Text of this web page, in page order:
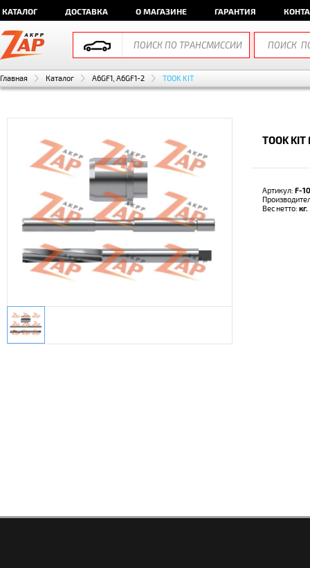
КАТАЛОГ ДОСТАВКА О МАГАЗИНЕ ГАРАНТИЯ
Главная Каталог A6GF1, A6GF1-2 TOOK KIT
TOOK KIT
Артикул: F-
Вес нетто: кг.